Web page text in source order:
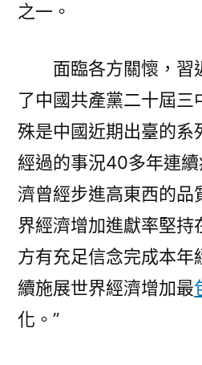
之一。
面臨各方關懷，習
了中國共產黨二十屆三
殊是中國近期出臺的系
經過的事況40多年連
濟曾經步進高東西的品
界經濟增加進獻率堅持
方有充足信念完成本年
續施展世界經濟增加最
化。”